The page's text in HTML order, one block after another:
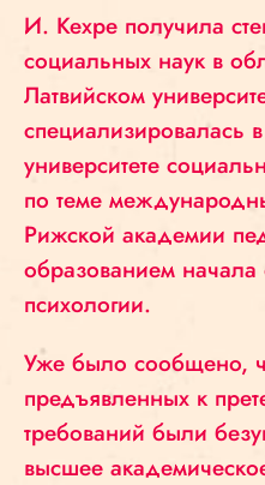
И. Кехре получила
социальных наук в
Латвийском
специализировалась
университете
по теме
Рижской академии
образованием
психологии.
Уже было сообщено,
предъявленных к
требований были
высшее